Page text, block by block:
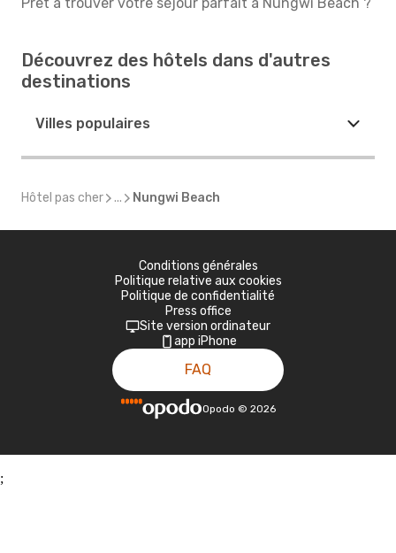
Découvrez des hôtels dans d'autres
destinations
Villes populaires
Hôtel pas cher ... Nungwi Beach
Conditions générales
Politique relative aux cookies
Politique de confidentialité
Press office
Site version ordinateur
app iPhone
FAQ
Opodo © 2026
;